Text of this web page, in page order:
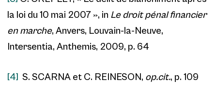
la loi du 10 mai 2007 », in Le droit pénal financier
en marche, Anvers, Louvain-la-Neuve,
Intersentia, Anthemis, 2009, p. 64
[4] S. SCARNA et C. REINESON, op.cit., p. 109